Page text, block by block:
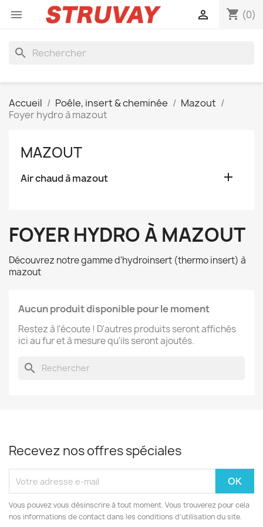
 shopping_cart (0)

search
Accueil Poêle, insert & cheminée
Mazout
Foyer hydro à mazout
MAZOUT
Air chaud à mazout 
FOYER HYDRO À MAZOUT
Découvrez notre gamme d'hydroinsert (thermo insert) à
mazout
Aucun produit disponible pour le moment
Restez à l'écoute ! D'autres produits seront affichés
ici au fur et à mesure qu'ils seront ajoutés.
search
Recevez nos offres spéciales
Vous pouvez vous désinscrire à tout moment. Vous trouverez pour cela
nos informations de contact dans les conditions d'utilisation du site.